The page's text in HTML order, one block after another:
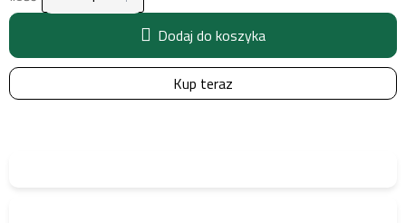
Dodaj do koszyka
Kup teraz